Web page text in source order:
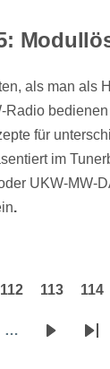
als man als
Radio
für
im
UKW-MW-
.
112 113 114
…
Nächste